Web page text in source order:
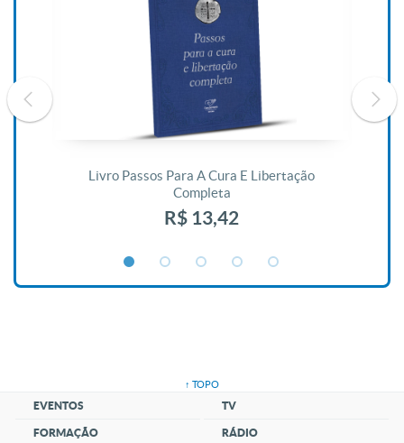
Livro Passos Para A Cura E Libertação
Completa
R$ 13,42
↑ TOPO
EVENTOS
FORMAÇÃO
TV
RÁDIO